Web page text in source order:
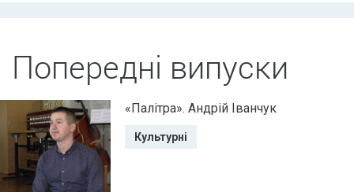
Попередні випуски
«Палітра». Андрій Іванчук
Культурні